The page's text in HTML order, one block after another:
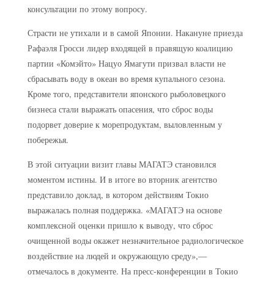
консультации по этому вопросу.
Страсти не утихали и в самой Японии. Накануне приезда
Рафаэля Гросси лидер входящей в правящую коалицию
партии «Комэйто» Нацуо Ямагути призвал власти не
сбрасывать воду в океан во время купального сезона.
Кроме того, представители японского рыболовецкого
бизнеса стали выражать опасения, что сброс воды
подорвет доверие к морепродуктам, выловленным у
побережья.
В этой ситуации визит главы МАГАТЭ становился
моментом истины. И в итоге во вторник агентство
представило доклад, в котором действиям Токио
выражалась полная поддержка. «МАГАТЭ на основе
комплексной оценки пришло к выводу, что сброс
очищенной воды окажет незначительное радиологическое
воздействие на людей и окружающую среду»,—
отмечалось в документе. На пресс-конференции в Токио